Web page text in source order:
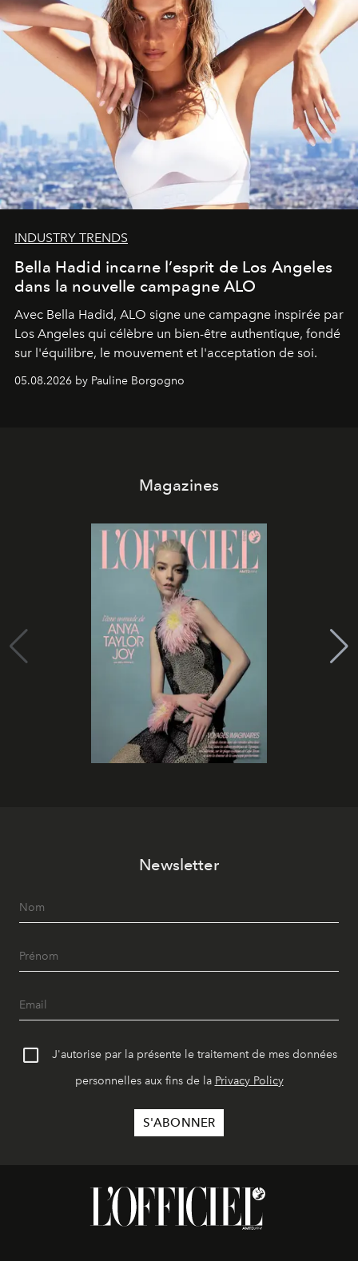
INDUSTRY TRENDS
Bella Hadid incarne l’esprit de Los Angeles
dans la nouvelle campagne ALO
Avec Bella Hadid, ALO signe une campagne inspirée par
Los Angeles qui célèbre un bien-être authentique, fondé
sur l'équilibre, le mouvement et l'acceptation de soi.
05.08.2026 by Pauline Borgogno
Magazines
Newsletter
J'autorise par la présente le traitement de mes données
personnelles aux fins de la Privacy Policy